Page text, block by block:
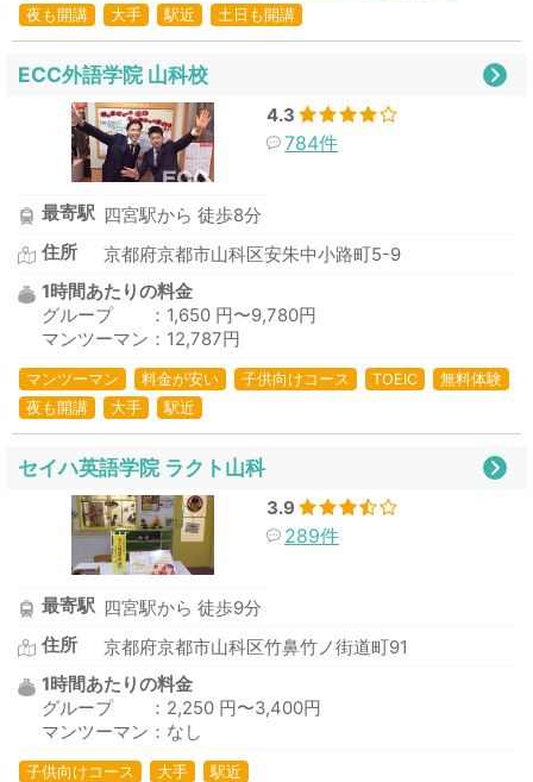
夜も開講
大手 駅近 土日も開講
ECC外語学院 山科校
4.3
784件
最寄駅 四宮駅から 徒歩8分
住所
京都府京都市山科区安朱中小路町5-9
1時間あたりの料金
グループ ：1,650 円〜9,780円
マンツーマン：12,787円
マンツーマン 料金が安い 子供向けコース TOEIC
無料体験
夜も開講
大手 駅近
セイハ英語学院 ラクト山科
3.9
289件
最寄駅 四宮駅から 徒歩9分
住所
京都府京都市山科区竹鼻竹ノ街道町91
1時間あたりの料金
グループ ：2,250 円〜3,400円
マンツーマン：なし
子供向けコース 大手 駅近